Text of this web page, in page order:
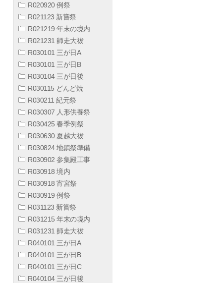
R020920 例祭
R021123 新嘗祭
R021219 年末の境内
R021231 師走大祓
R030101 三が日A
R030101 三が日B
R030104 三が日後
R030115 どんど焼
R030211 紀元祭
R030307 人形供養祭
R030425 春季例祭
R030630 夏越大祓
R030824 地鎮祭準備
R030902 参集殿工事
R030918 境内
R030918 宵宮祭
R030919 例祭
R031123 新嘗祭
R031215 年末の境内
R031231 師走大祓
R040101 三が日A
R040101 三が日B
R040101 三が日C
R040104 三が日後